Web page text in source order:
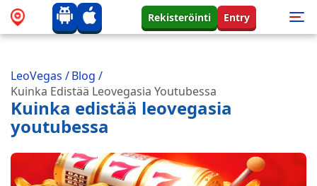
Rekisteröinti Entry
LeoVegas /Blog /
Kuinka Edistää Leovegasia Youtubessa
Kuinka edistää leovegasia
youtubessa